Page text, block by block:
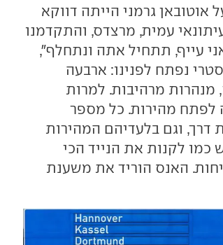
גרמני הייתה דווקא
עמית, מרצדס, והתקדמנו
עייף, תתחיל אתה ונתחלף",
נפתח לפנינו: ארבעה
מנהרות מרהיבות. למרות
לפתח מהירות. כל מספר
דרך, וגם בלעדיהם המהירות
הרגיש כמו לקנות את הנייד הכי
האנס הוריד את משענת